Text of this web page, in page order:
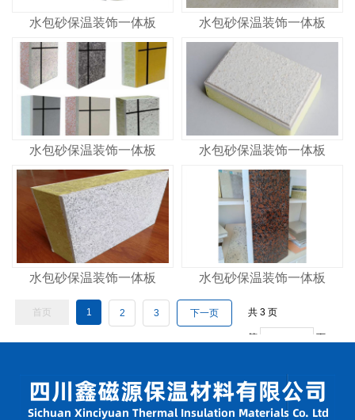
水包砂保温装饰一体板 水包砂保温装饰一体板
水包砂保温装饰一体板 水包砂保温装饰一体板
水包砂保温装饰一体板 水包砂保温装饰一体板
首页 1 2 3 下一页 共 3 页
第 页